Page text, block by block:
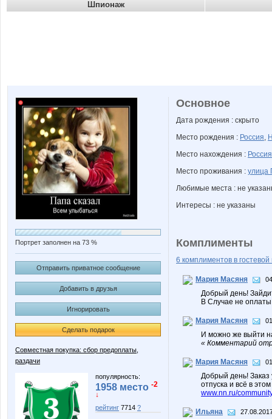
Шпионаж
Портрет заполнен на 73 %
Отправить приватное сообщение
Добавить в друзья
Игнорировать
Сделать подарок
Совместная покупка: сбор предоплаты,
раздачи
популярность:
1958 место -2
↓
рейтинг 7714 ?
Основное
Дата рождения : скрыто
Место рождения : Россия,
Место нахождения : Россия
Место проживания : улица
Любимые места : не
Интересы : не указаны
Комплименты
6 комплиментов в гостевой
Мария Масяня
Добрый день!
В Случае не
Мария Масяня
И можно же выйти
« Комментарий
Мария Масяня
Добрый день! Заказ
отпуска и всё в
www.nn.ru/
Ильяна